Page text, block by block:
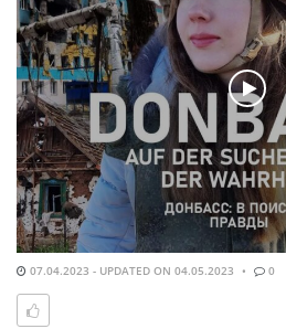
07.04.2023 - UPDATED ON 04.05.2023 0